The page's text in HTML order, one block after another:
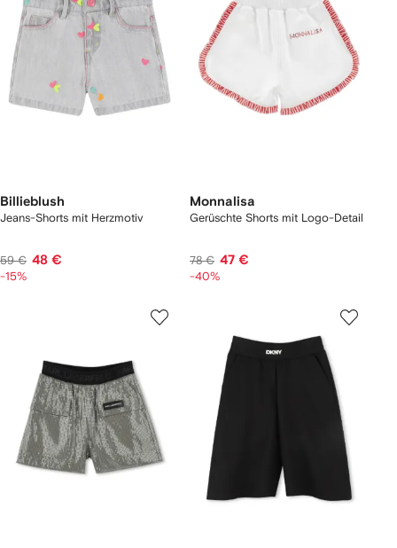
Billieblush
Jeans-Shorts mit Herzmotiv
59 € 48 €
-15%
Monnalisa
Gerüschte Shorts mit Logo-Detail
78 € 47 €
-40%